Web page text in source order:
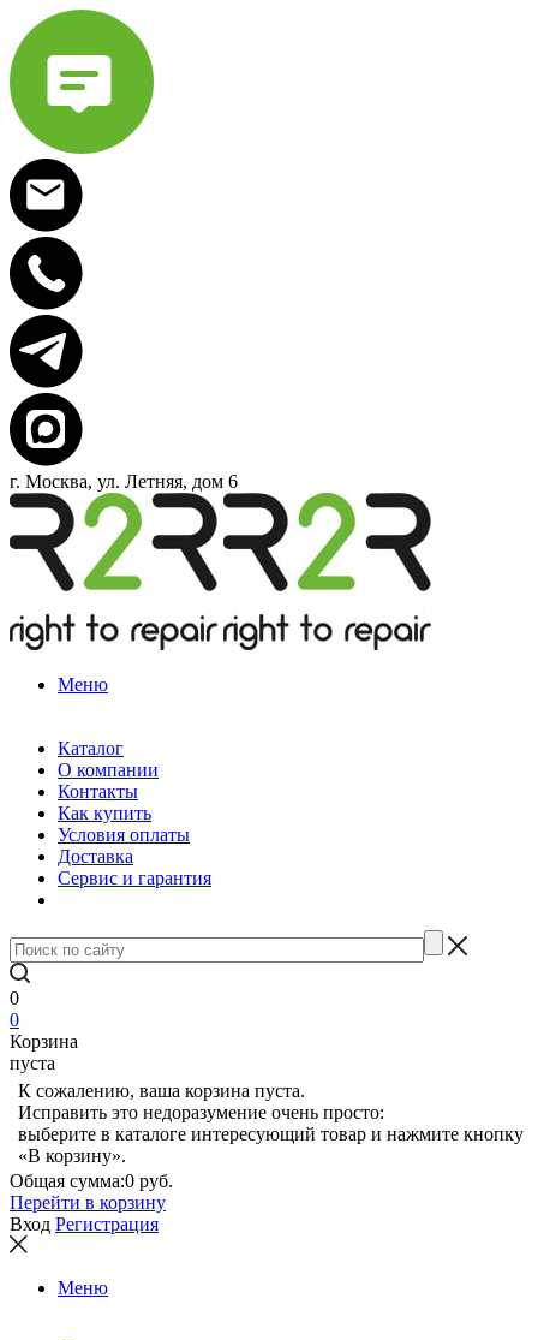
г. Москва, ул. Летняя, дом 6
Меню
Каталог
О компании
Контакты
Как купить
Условия оплаты
Доставка
Сервис и гарантия
0
0
Корзина
пуста
К сожалению, ваша корзина пуста.
Исправить это недоразумение очень просто:
выберите в каталоге интересующий товар и нажмите кнопку
«В корзину».
Общая сумма:0 руб.
Перейти в корзину
Вход Регистрация
Меню